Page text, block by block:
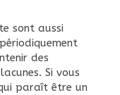
sont aussi
des
Si vous
paraît être un